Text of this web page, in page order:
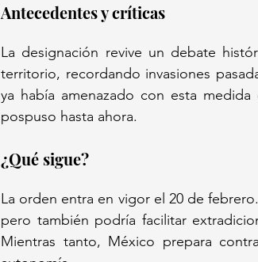
Antecedentes y críticas
La designación revive un debate
territorio, recordando invasiones
ya había amenazado con esta
pospuso hasta ahora.
¿Qué sigue?
La orden entra en vigor el 20 de
pero también podría facilitar
Mientras tanto, México prepara